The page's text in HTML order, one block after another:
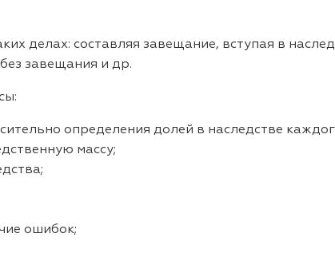
делах: составляя завещание, вступая в
завещания и др.
определения долей в наследстве
массу;
ошибок;